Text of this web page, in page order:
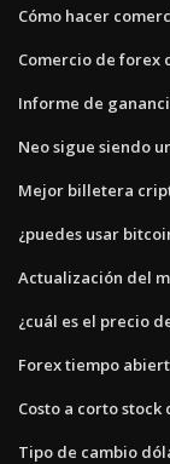
Cómo hacer
Comercio de forex
Informe de
Neo sigue siendo
Mejor billetera
¿puedes usar
Actualización del
¿cuál es el precio
Forex tiempo
Costo a corto stock
Tipo de cambio